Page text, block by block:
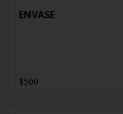
ENVASE
$500